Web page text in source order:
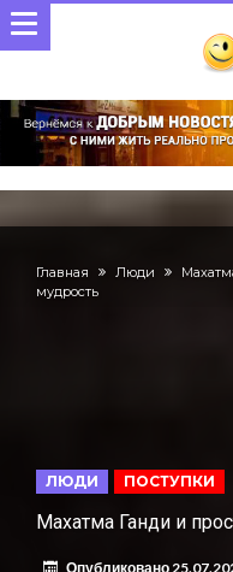
Главная Люди
мудрость
ЛЮДИ ПОСТУПКИ
Махатма Ганди и
Опубликовано